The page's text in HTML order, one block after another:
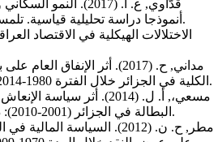
أنموذجا دراسة تحليلية قياسية. تلمسان: النشر الجامعي الجديد.
مداني, ح. (2017). أثر الإنفاق
الكلية في الجزائر خلال الفترة 1980-2014. مجاميع المعرفة, 04(04).
البطالة في الجزائر (2001-2010): دراسة تحليلية. الباحث(14).